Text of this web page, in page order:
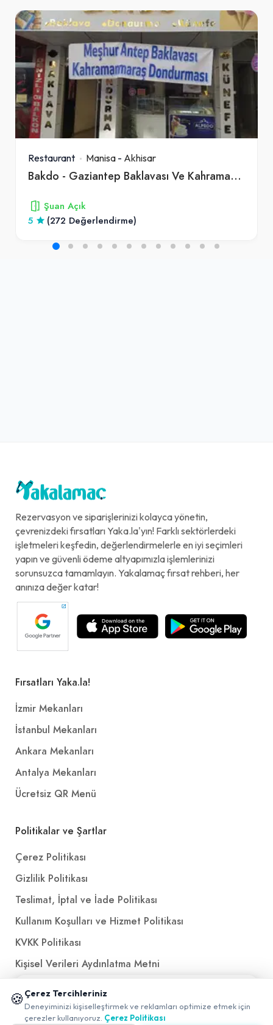
Restaurant Manisa - Akhisar
Bakdo - Gaziantep Baklavası Ve Kahramanmaraş Alpedo Dondurması
Şuan Açık
5
(272 Değerlendirme)
Rezervasyon ve siparişlerinizi kolayca yönetin,
çevrenizdeki fırsatları Yaka.la'yın! Farklı sektörlerdeki
işletmeleri keşfedin, değerlendirmelerle en iyi seçimleri
yapın ve güvenli ödeme altyapımızla işlemlerinizi
sorunsuzca tamamlayın. Yakalamaç fırsat rehberi, her
anınıza değer katar!
Fırsatları Yaka.la!
İzmir Mekanları
İstanbul Mekanları
Ankara Mekanları
Antalya Mekanları
Ücretsiz QR Menü
Politikalar ve Şartlar
Çerez Politikası
Gizlilik Politikası
Teslimat, İptal ve İade Politikası
Kullanım Koşulları ve Hizmet Politikası
KVKK Politikası
Kişisel Verileri Aydınlatma Metni
🍪 Çerez Tercihleriniz
Deneyiminizi kişiselleştirmek ve reklamları optimize etmek için
çerezler kullanıyoruz. Çerez Politikası
📱 Mobil uygulamamızı keşfedin!
✖